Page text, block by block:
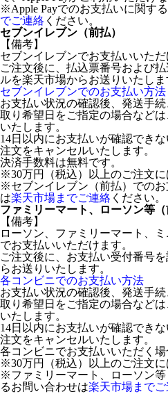
※Apple Payでのお支払いに関す
でご連絡 ください。
セブンイレブン（前払）
【備考】
セブンイレブンでお支払いいただ
ご注文後に、払込票番号および
ルを楽天市場からお送りいたしま
セブンイレブンでのお支払い方法
お支払い状況の確認後、発送手
取り希望日をご指定の場合など
いたします。
14日以内にお支払いが確認でき
注文をキャンセルいたします。
決済手数料は無料です。
※30万円（税込）以上のご注文に
※セブンイレブン（前払）での
は楽天市場までご連絡 ください。
ファミリーマート、ローソン等（
【備考】
ローソン、ファミリーマート、
でお支払いいただけます。
ご注文後に、お支払い受付番号
らお送りいたします。
各コンビニでのお支払い方法
お支払い状況の確認後、発送手
取り希望日をご指定の場合など
いたします。
14日以内にお支払いが確認でき
注文をキャンセルいたします。
各コンビニでお支払いいただく場
※30万円（税込）以上のご注文に
※ファミリーマート、ローソン
るお問い合わせは楽天市場まで